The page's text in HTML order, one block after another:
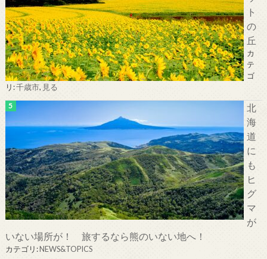
ト
の
丘
カ
テ
ゴ
リ:千歳市, 見る
北
海
道
に
も
ヒ
グ
マ
が
いない場所が！ 旅するなら熊のいない地へ！
カテゴリ:NEWS&TOPICS